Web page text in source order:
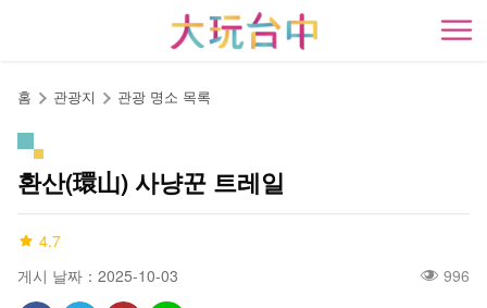
開
홈 관광지 관광 명소 목록
환산(環山) 사냥꾼 트레일
4.7
게시 날짜：2025-10-03
996